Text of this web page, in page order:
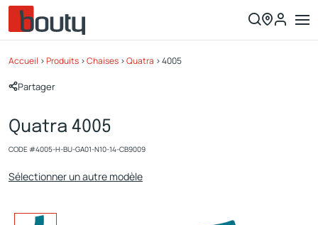
Accueil >Produits >Chaises >Quatra >4005
Partager
Quatra 4005
CODE #4005-H-BU-GA01-N10-14-CB9009
Sélectionner un autre modèle